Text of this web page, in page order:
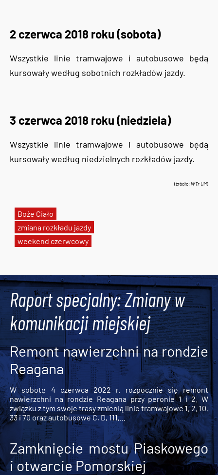
Boże Ciało
zmiana rozkładu jazdy
weekend czerwcowy
2 czerwca 2018 roku (sobota)
Wszystkie linie tramwajowe i autobusowe będą
kursowały według sobotnich rozkładów jazdy.
3 czerwca 2018 roku (niedziela)
Wszystkie linie tramwajowe i autobusowe będą
kursowały według niedzielnych rozkładów jazdy.
(źródło: WTr UM)
Raport specjalny: Zmiany w
komunikacji miejskiej
Remont nawierzchni na rondzie
Reagana
W sobotę 4 czerwca 2022 r. rozpocznie się remont
nawierzchni na rondzie Reagana przy peronie 1 i 2. W
związku z tym swoje trasy zmienią linie tramwajowe 1, 2, 10,
33 i 70 oraz autobusowe C, D, 111,...
Zamknięcie mostu Piaskowego
i otwarcie Pomorskiej